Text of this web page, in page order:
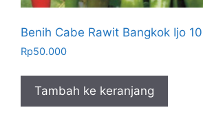
Benih Cabe Rawit Bangkok Ijo
Rp50.000
Tambah ke keranjang